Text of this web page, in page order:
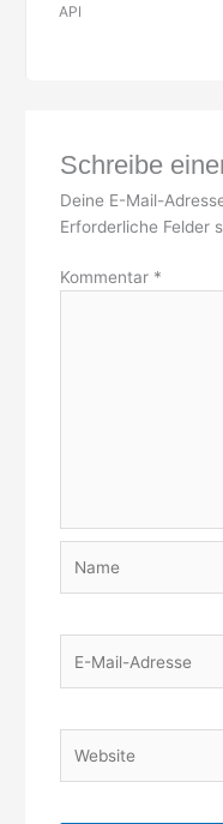
API
Schreibe
Deine E-Mail-
Erforderliche Felder
Kommentar *
Mail-